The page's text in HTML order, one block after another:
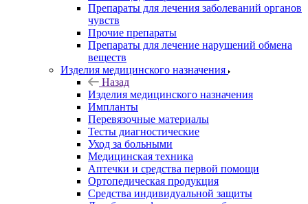
Препараты для лечения заболеваний органов
чувств
Прочие препараты
Препараты для лечение нарушений обмена
веществ
Изделия медицинского назначения
Назад
Изделия медицинского назначения
Импланты
Перевязочные материалы
Тесты диагностические
Уход за больными
Медицинская техника
Аптечки и средства первой помощи
Ортопедическая продукция
Средства индивидуальной защиты